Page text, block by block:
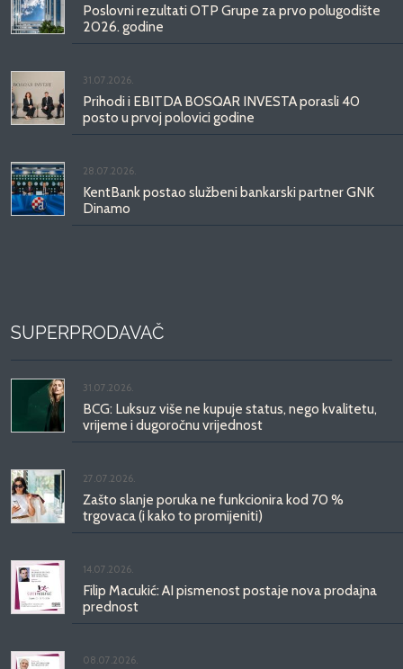
Poslovni rezultati OTP Grupe za prvo polugodište
2026. godine
31.07.2026.
Prihodi i EBITDA BOSQAR INVESTA porasli 40
posto u prvoj polovici godine
28.07.2026.
KentBank postao službeni bankarski partner GNK
Dinamo
SUPERPRODAVAČ
31.07.2026.
BCG: Luksuz više ne kupuje status, nego kvalitetu,
vrijeme i dugoročnu vrijednost
27.07.2026.
Zašto slanje poruka ne funkcionira kod 70 %
trgovaca (i kako to promijeniti)
14.07.2026.
Filip Macukić: AI pismenost postaje nova prodajna
prednost
08.07.2026.